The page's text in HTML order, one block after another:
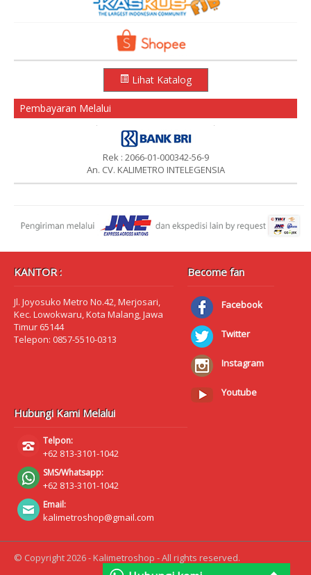
Lihat Katalog
Pembayaran Melalui
Rek : 2066-01-000342-56-9
An. CV. KALIMETRO INTELEGENSIA
KANTOR :
Jl. Joyosuko Metro No.42, Merjosari,
Kec. Lowokwaru, Kota Malang, Jawa
Timur 65144
Telepon: 0857-5510-0313
Become fan
Facebook
Twitter
Instagram
Youtube
Hubungi Kami Melalui
Telpon:
+62 813-3101-1042
SMS/Whatsapp:
+62 813-3101-1042
Email:
kalimetroshop@gmail.com
© Copyright 2026 - Kalimetroshop - All rights reserved.